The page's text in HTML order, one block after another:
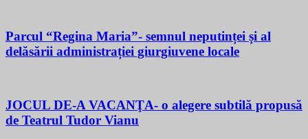
Parcul “Regina Maria”- semnul neputinței și al
delăsării administrației giurgiuvene locale
JOCUL DE-A VACANŢA- o alegere subtilă propusă
de Teatrul Tudor Vianu